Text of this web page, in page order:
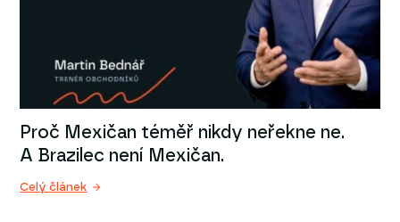
Proč Mexičan téměř nikdy neřekne ne.
A Brazilec není Mexičan.
Celý článek